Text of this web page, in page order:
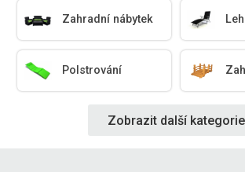
Zahradní nábytek
Polstrování
Zobrazit další kategorie